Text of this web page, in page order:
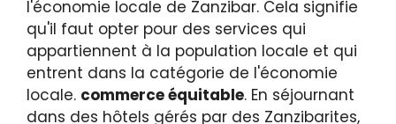
l'économie locale de Zanzibar. Cela signifie
qu'il faut opter pour des services qui
appartiennent à la population locale et qui
entrent dans la catégorie de l'économie
locale. commerce équitable. En séjournant
dans des hôtels gérés par des Zanzibarites,